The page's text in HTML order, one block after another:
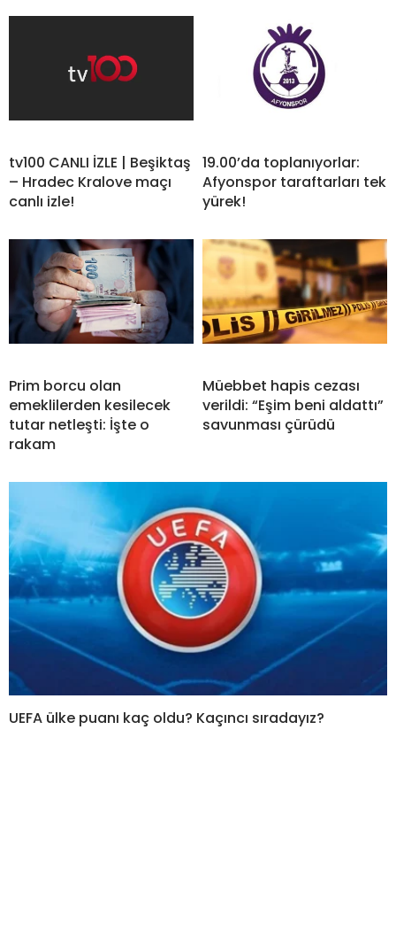
tv100 CANLI İZLE | Beşiktaş
– Hradec Kralove maçı
canlı izle!
19.00’da toplanıyorlar:
Afyonspor taraftarları tek
yürek!
Prim borcu olan
emeklilerden kesilecek
tutar netleşti: İşte o
rakam
Müebbet hapis cezası
verildi: “Eşim beni aldattı”
savunması çürüdü
UEFA ülke puanı kaç oldu? Kaçıncı sıradayız?